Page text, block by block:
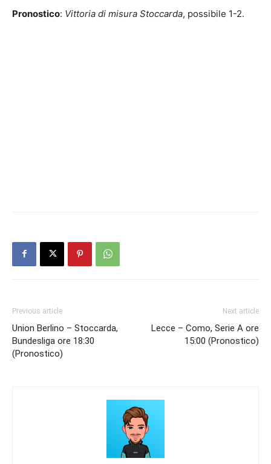
Pronostico: Vittoria di misura Stoccarda, possibile 1-2.
Previous article
Union Berlino – Stoccarda,
Bundesliga ore 18:30
(Pronostico)
Next article
Lecce – Como, Serie A ore
15:00 (Pronostico)